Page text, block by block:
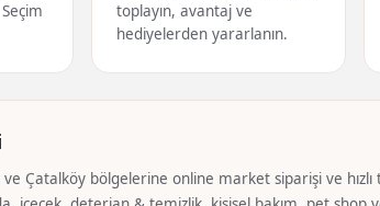
toplayın, avantaj ve
hediyelerden yararlanın.
Çatalköy bölgelerine online market siparişi ve